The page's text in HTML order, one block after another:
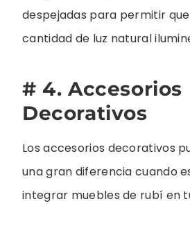
despejadas para permitir
cantidad de luz natural
# 4. Accesorios
Decorativos
Los accesorios decorativos
una gran diferencia cuando
integrar muebles de rubí en